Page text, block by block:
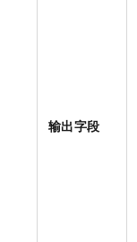
输出字段